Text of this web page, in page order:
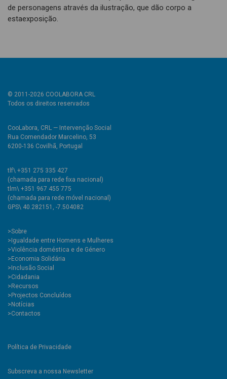
de personagens através da ilustração, que dão corpo a
estaexposição.
© 2011-2026 COOLABORA CRL
Todos os direitos reservados
CooLabora, CRL — Intervenção Social
Rua Comendador Marcelino, 53
6200-136 Covilhã, Portugal
tlf\ +351 275 335 427
(chamada para rede fixa nacional)
tlm\ +351 967 455 775
(chamada para rede móvel nacional)
GPS\ 40.282151, -7.504082
>Sobre
>Igualdade entre Homens e Mulheres
>Violência doméstica e de Género
>Economia Solidária
>Inclusão Social
>Cidadania
>Recursos
>Projectos Concluídos
>Notícias
>Contactos
Política de Privacidade
Subscreva a nossa Newsletter